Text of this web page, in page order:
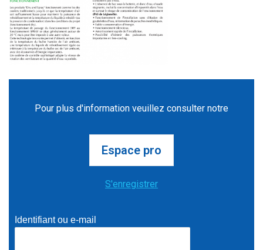
Pour plus d'information veuillez consulter notre
Espace pro
S'enregistrer
Identifiant ou e-mail